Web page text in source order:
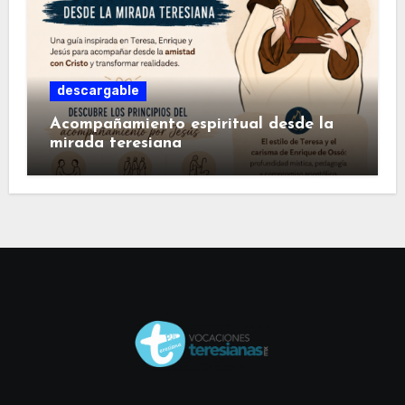
descargable
Acompañamiento espiritual desde la
mirada teresiana